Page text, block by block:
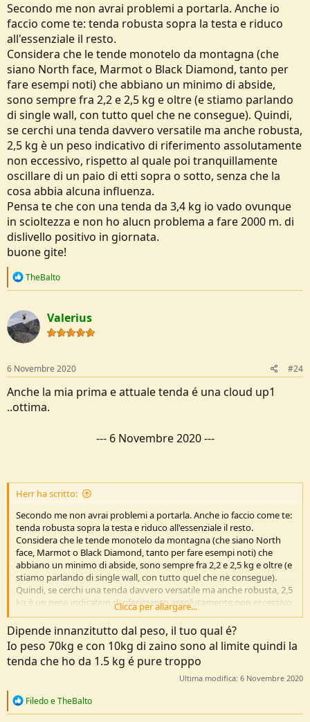
Secondo me non avrai problemi a portarla. Anche io
faccio come te: tenda robusta sopra la testa e riduco
all'essenziale il resto.
Considera che le tende monotelo da montagna (che
siano North face, Marmot o Black Diamond, tanto per
fare esempi noti) che abbiano un minimo di abside,
sono sempre fra 2,2 e 2,5 kg e oltre (e stiamo parlando
di single wall, con tutto quel che ne consegue). Quindi,
se cerchi una tenda davvero versatile ma anche robusta,
2,5 kg è un peso indicativo di riferimento assolutamente
non eccessivo, rispetto al quale poi tranquillamente
oscillare di un paio di etti sopra o sotto, senza che la
cosa abbia alcuna influenza.
Pensa te che con una tenda da 3,4 kg io vado ovunque
in scioltezza e non ho alucn problema a fare 2000 m. di
dislivello positivo in giornata.
buone gite!
R
c
t
i
o
s
:
TheBalto
Valerius
6 Novembre 2020 #24
Anche la mia prima e attuale tenda é una cloud up1
..ottima.
--- 6 Novembre 2020---
Herr ha scritto:
Secondo me non avrai problemi a portarla. Anche io faccio come te:
tenda robusta sopra la testa e riduco all'essenziale il resto.
Considera che le tende monotelo da montagna (che siano North
face, Marmot o Black Diamond, tanto per fare esempi noti) che
abbiano un minimo di abside, sono sempre fra 2,2 e 2,5 kg e oltre (e
stiamo parlando di single wall, con tutto quel che ne consegue).
Quindi, se cerchi una tenda davvero versatile ma anche robusta, 2,5
kg è un peso indicativo di riferimento assolutamente non eccessivo,
rispetto al quale poi tranquillamente oscillare di un paio di etti sopra
o sotto, senza che la cosa abbia alcuna influenza.
Pensa te che con una tenda da 3,4 kg io vado ovunque in scioltezza
e non ho alucn problema a fare 2000 m. di dislivello positivo in
giornata.
Clicca per allargare...
Dipende innanzitutto dal peso, il tuo qual é?
Io peso 70kg e con 10kg di zaino sono al limite quindi la
tenda che ho da 1.5 kg é pure troppo
Ultima modifica: 6 Novembre 2020
R
FiledoeTheBalto